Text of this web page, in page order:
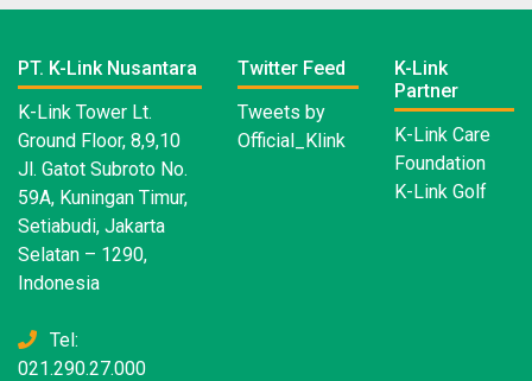
PT. K-Link Nusantara
K-Link Tower Lt.
Ground Floor, 8,9,10
Jl. Gatot Subroto No.
59A, Kuningan Timur,
Setiabudi, Jakarta
Selatan – 1290,
Indonesia
Tel:
021.290.27.000
Twitter Feed
Tweets by
Official_Klink
K-Link
Partner
K-Link Care
Foundation
K-Link Golf